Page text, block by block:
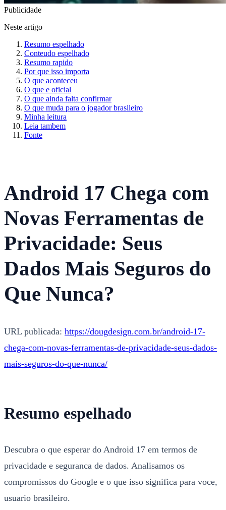
Publicidade
Neste artigo
Resumo espelhado
Conteudo espelhado
Resumo rapido
Por que isso importa
O que aconteceu
O que e oficial
O que ainda falta confirmar
O que muda para o jogador brasileiro
Minha leitura
Leia tambem
Fonte
Android 17 Chega com
Novas Ferramentas de
Privacidade: Seus
Dados Mais Seguros do
Que Nunca?
URL publicada: https://dougdesign.com.br/android-17-
chega-com-novas-ferramentas-de-privacidade-seus-dados-
mais-seguros-do-que-nunca/
Resumo espelhado
Descubra o que esperar do Android 17 em termos de
privacidade e seguranca de dados. Analisamos os
compromissos do Google e o que isso significa para voce,
usuario brasileiro.